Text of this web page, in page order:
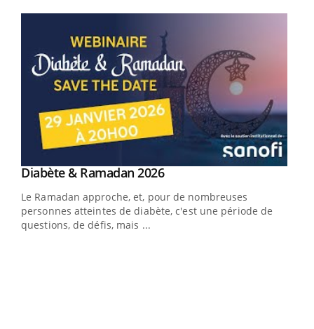
Youtube
Diabète & Ramadan 2026Youtube
Le Ramadan approche, et, pour de nombreuses
personnes atteintes de diabète, c'est une période de
questions, de défis, mais ...